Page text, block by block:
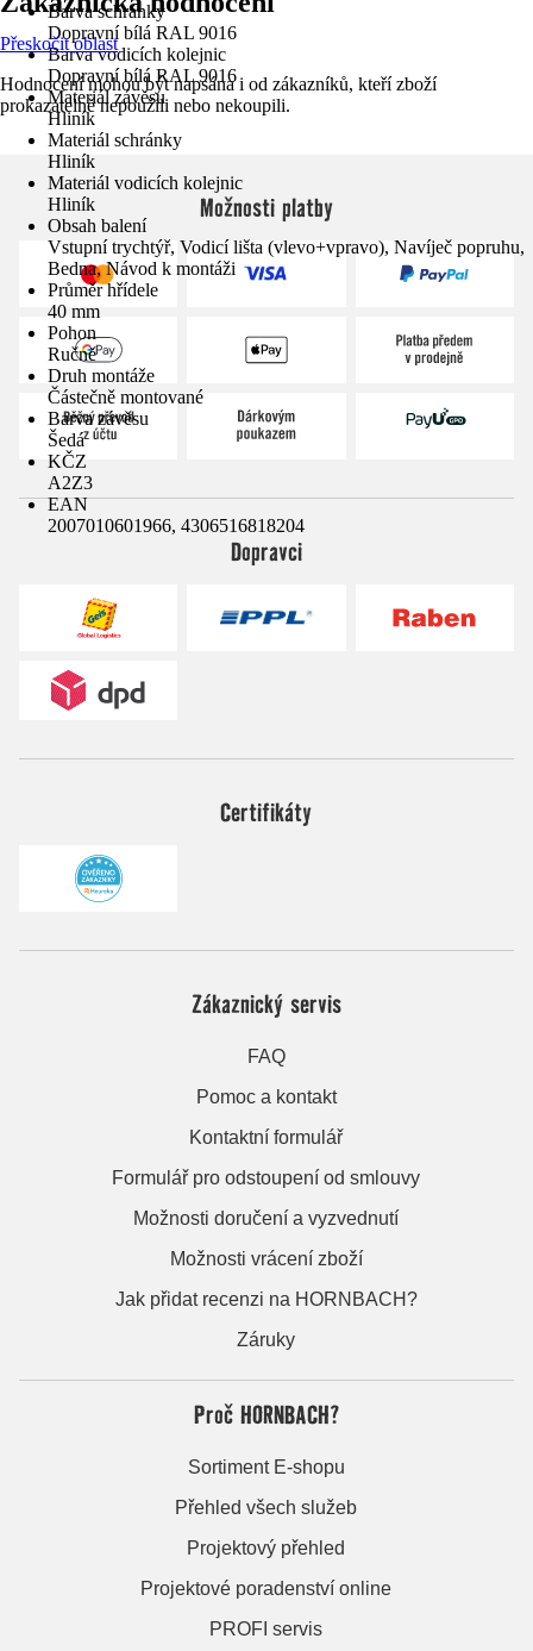
Barva schránky
Dopravní bílá RAL 9016
Barva vodicích kolejnic
Dopravní bílá RAL 9016
Materiál závěsu
Hliník
Materiál schránky
Hliník
Materiál vodicích kolejnic
Hliník
Obsah balení
Vstupní trychtýř, Vodicí lišta (vlevo+vpravo), Navíječ popruhu,
Bedna, Návod k montáži
Průměr hřídele
40 mm
Pohon
Ručně
Druh montáže
Částečně montované
Barva závěsu
Šedá
KČZ
A2Z3
EAN
2007010601966, 4306516818204
Přeskočit oblast
Hodnocení mohou být napsána i od zákazníků, kteří zboží
prokazatelně nepoužili nebo nekoupili.
Možnosti platby
Dopravci
Certifikáty
Zákaznický servis
FAQ
Pomoc a kontakt
Kontaktní formulář
Formulář pro odstoupení od smlouvy
Možnosti doručení a vyzvednutí
Možnosti vrácení zboží
Jak přidat recenzi na HORNBACH?
Záruky
Proč HORNBACH?
Sortiment E-shopu
Přehled všech služeb
Projektový přehled
Projektové poradenství online
PROFI servis